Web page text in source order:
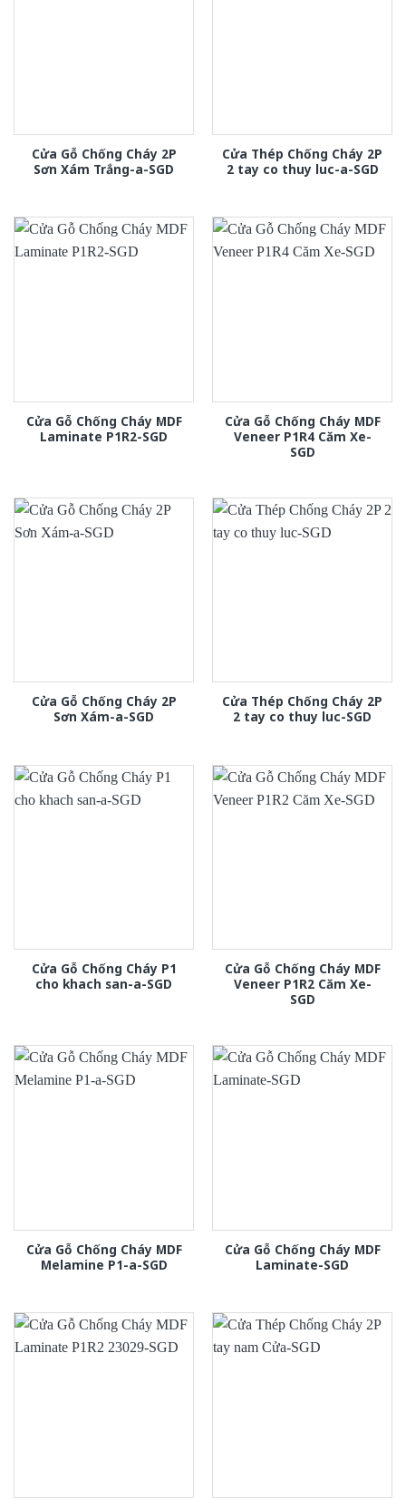
Cửa Gỗ Chống Cháy 2P
Sơn Xám Trắng-a-SGD
Cửa Thép Chống Cháy 2P
2 tay co thuy luc-a-SGD
Cửa Gỗ Chống Cháy MDF
Laminate P1R2-SGD
Cửa Gỗ Chống Cháy MDF
Veneer P1R4 Căm Xe-
SGD
Cửa Gỗ Chống Cháy 2P
Sơn Xám-a-SGD
Cửa Thép Chống Cháy 2P
2 tay co thuy luc-SGD
Cửa Gỗ Chống Cháy P1
cho khach san-a-SGD
Cửa Gỗ Chống Cháy MDF
Veneer P1R2 Căm Xe-
SGD
Cửa Gỗ Chống Cháy MDF
Melamine P1-a-SGD
Cửa Gỗ Chống Cháy MDF
Laminate-SGD